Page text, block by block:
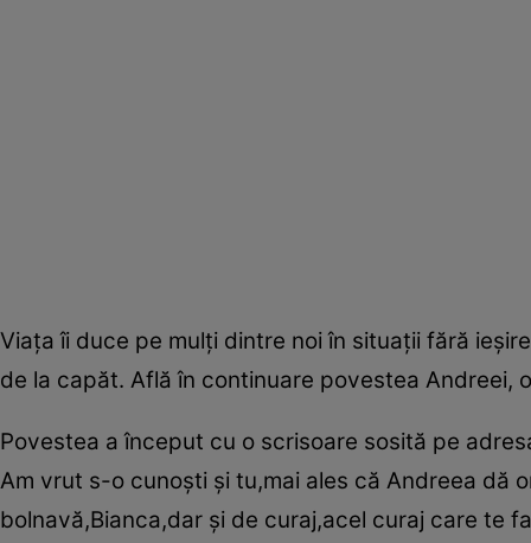
Viaţa îi duce pe mulţi dintre noi în situaţii fără
de la capăt. Află în continuare povestea
Povestea a început cu o scrisoare sosită pe
Am vrut s-o cunoşti şi tu,mai ales că Andreea dă
bolnavă,Bianca,dar şi de curaj,acel curaj care te